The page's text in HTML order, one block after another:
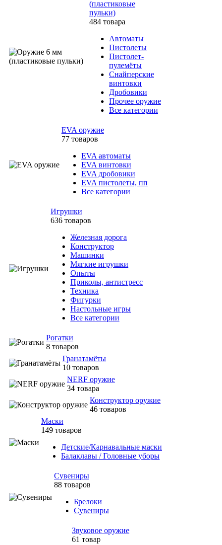
(пластиковые
пульки)
484 товара
Автоматы
Пистолеты
Пистолет-
пулемёты
Снайперские
винтовки
Дробовики
Прочее оружие
Все категории
EVA оружие
77 товаров
EVA автоматы
EVA винтовки
EVA дробовики
EVA пистолеты, пп
Все категории
Игрушки
636 товаров
Железная дорога
Конструктор
Машинки
Мягкие игрушки
Опыты
Приколы, антистресс
Техника
Фигурки
Настольные игры
Все категории
Рогатки
8 товаров
Гранатамёты
10 товаров
NERF оружие
34 товара
Конструктор оружие
46 товаров
Маски
149 товаров
Детские/Карнавальные маски
Балаклавы / Головные уборы
Сувениры
88 товаров
Брелоки
Сувениры
Звуковое оружие
61 товар